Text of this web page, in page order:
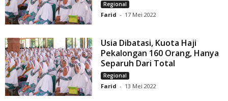
Regional
Farid - 17 Mei 2022
Usia Dibatasi, Kuota Haji
Pekalongan 160 Orang, Hanya
Separuh Dari Total
Regional
Farid - 13 Mei 2022